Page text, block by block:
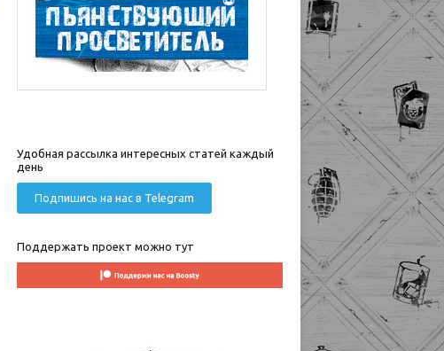
Удобная рассылка интересных статей каждый
день
Подпишись на нас в Telegram
Поддержать проект можно тут